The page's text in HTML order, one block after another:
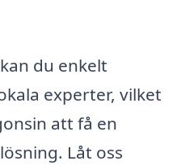
du enkelt
experter, vilket
att få en
Låt oss